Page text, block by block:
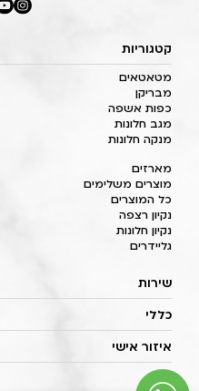
קטגוריות
מטאטאים
מבריקן
כפות אשפה
מגב חלונות
מנקה חלונות
מארזים
מוצרים משלימים
כל המוצרים
נקיון רצפה
נקיון חלונות
גליידרים
שירות
כללי
איזור אישי